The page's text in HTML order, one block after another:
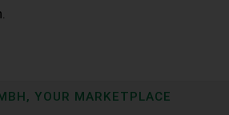
YOUR MARKETPLACE